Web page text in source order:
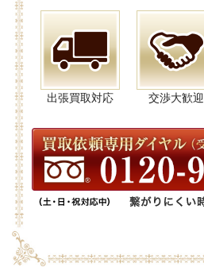
出張買取対応 交渉大歓迎